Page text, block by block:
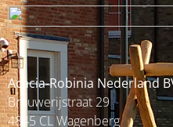
Acacia-Robinia Nederland
Brouwerijstraat 29
4845 CL Wagenberg